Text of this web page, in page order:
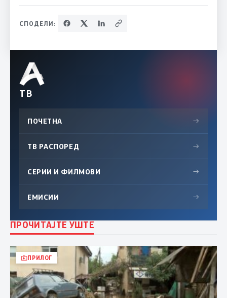
СПОДЕЛИ:
ТВ
ПОЧЕТНА →
ТВ РАСПОРЕД →
СЕРИИ И ФИЛМОВИ →
ЕМИСИИ →
ПРОЧИТАЈТЕ УШТЕ
ПРИЛОГ